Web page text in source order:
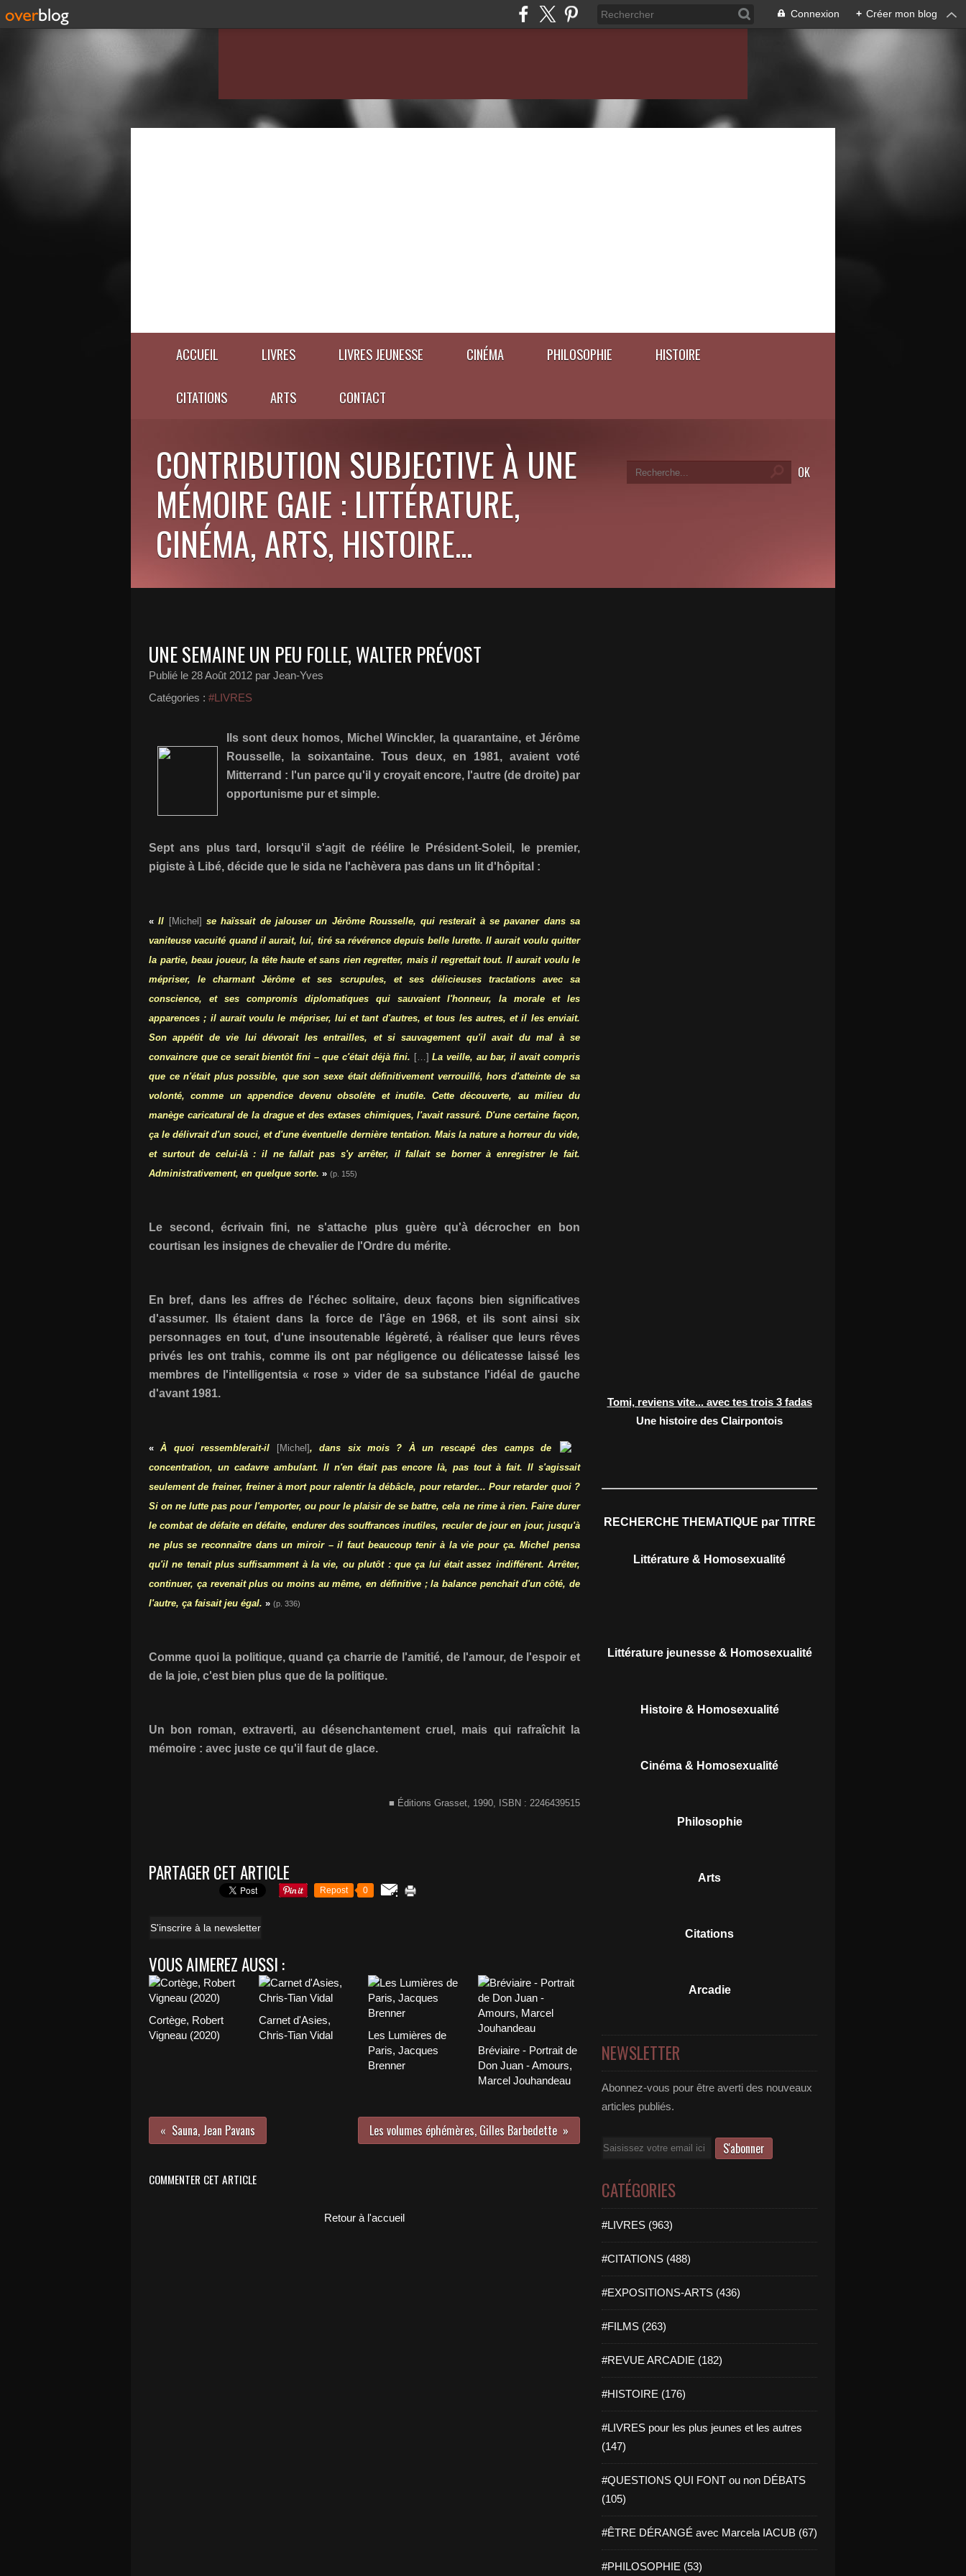
Connexion + Créer mon blog
ACCUEIL LIVRES LIVRES JEUNESSE CINÉMA PHILOSOPHIE HISTOIRE
CITATIONS ARTS CONTACT
CONTRIBUTION SUBJECTIVE À UNE
MÉMOIRE GAIE : LITTÉRATURE,
CINÉMA, ARTS, HISTOIRE...
UNE SEMAINE UN PEU FOLLE, WALTER PRÉVOST
Publié le 28 Août 2012 par Jean-Yves
Catégories : #LIVRES
Ils sont deux homos, Michel Winckler, la quarantaine, et Jérôme
Rousselle, la soixantaine. Tous deux, en 1981, avaient voté
Mitterrand : l'un parce qu'il y croyait encore, l'autre (de droite) par
opportunisme pur et simple.
Sept ans plus tard, lorsqu'il s'agit de réélire le Président-Soleil, le premier,
pigiste à Libé, décide que le sida ne l'achèvera pas dans un lit d'hôpital :
«Il [Michel] se haïssait de jalouser un Jérôme Rousselle, qui resterait à se pavaner dans sa
vaniteuse vacuité quand il aurait, lui, tiré sa révérence depuis belle lurette. Il aurait voulu quitter
la partie, beau joueur, la tête haute et sans rien regretter, mais il regrettait tout. Il aurait voulu le
mépriser, le charmant Jérôme et ses scrupules, et ses délicieuses tractations avec sa
conscience, et ses compromis diplomatiques qui sauvaient l'honneur, la morale et les
apparences ; il aurait voulu le mépriser, lui et tant d'autres, et tous les autres, et il les enviait.
Son appétit de vie lui dévorait les entrailles, et si sauvagement qu'il avait du mal à se
convaincre que ce serait bientôt fini – que c'était déjà fini. […]La veille, au bar, il avait compris
que ce n'était plus possible, que son sexe était définitivement verrouillé, hors d'atteinte de sa
volonté, comme un appendice devenu obsolète et inutile. Cette découverte, au milieu du
manège caricatural de la drague et des extases chimiques, l'avait rassuré. D'une certaine façon,
ça le délivrait d'un souci, et d'une éventuelle dernière tentation. Mais la nature a horreur du vide,
et surtout de celui-là : il ne fallait pas s'y arrêter, il fallait se borner à enregistrer le fait.
Administrativement, en quelque sorte. » (p. 155)
Le second, écrivain fini, ne s'attache plus guère qu'à décrocher en bon
courtisan les insignes de chevalier de l'Ordre du mérite.
En bref, dans les affres de l'échec solitaire, deux façons bien significatives
d'assumer. Ils étaient dans la force de l'âge en 1968, et ils sont ainsi six
personnages en tout, d'une insoutenable légèreté, à réaliser que leurs rêves
privés les ont trahis, comme ils ont par négligence ou délicatesse laissé les
membres de l'intelligentsia « rose » vider de sa substance l'idéal de gauche
d'avant 1981.
«À quoi ressemblerait-il [Michel], dans six mois ? À un rescapé des camps de
concentration, un cadavre ambulant. Il n'en était pas encore là, pas tout à fait. Il s'agissait
seulement de freiner, freiner à mort pour ralentir la débâcle, pour retarder... Pour retarder quoi ?
Si on ne lutte pas pour l'emporter, ou pour le plaisir de se battre, cela ne rime à rien. Faire durer
le combat de défaite en défaite, endurer des souffrances inutiles, reculer de jour en jour, jusqu'à
ne plus se reconnaître dans un miroir – il faut beaucoup tenir à la vie pour ça. Michel pensa
qu'il ne tenait plus suffisamment à la vie, ou plutôt : que ça lui était assez indifférent. Arrêter,
continuer, ça revenait plus ou moins au même, en définitive ; la balance penchait d'un côté, de
l'autre, ça faisait jeu égal. » (p. 336)
Comme quoi la politique, quand ça charrie de l'amitié, de l'amour, de l'espoir et
de la joie, c'est bien plus que de la politique.
Un bon roman, extraverti, au désenchantement cruel, mais qui rafraîchit la
mémoire : avec juste ce qu'il faut de glace.
■ Éditions Grasset, 1990, ISBN : 2246439515
PARTAGER CET ARTICLE
Repost 0
S'inscrire à la newsletter
VOUS AIMEREZ AUSSI :
Cortège, Robert
Vigneau (2020)
Carnet d'Asies,
Chris-Tian Vidal
Les Lumières de
Paris, Jacques
Brenner
Bréviaire - Portrait de
Don Juan - Amours,
Marcel Jouhandeau
Sauna, Jean Pavans Les volumes éphémères, Gilles Barbedette
COMMENTER CET ARTICLE
Retour à l'accueil
Tomi, reviens vite... avec tes trois 3 fadas
Une histoire des Clairpontois
RECHERCHE THEMATIQUE par TITRE
Littérature & Homosexualité
Littérature jeunesse & Homosexualité
Histoire & Homosexualité
Cinéma & Homosexualité
Philosophie
Arts
Citations
Arcadie
NEWSLETTER
Abonnez-vous pour être averti des nouveaux
articles publiés.
Email
CATÉGORIES
#LIVRES (963)
#CITATIONS (488)
#EXPOSITIONS-ARTS (436)
#FILMS (263)
#REVUE ARCADIE (182)
#HISTOIRE (176)
#LIVRES pour les plus jeunes et les autres
(147)
#QUESTIONS QUI FONT ou non DÉBATS
(105)
#ÊTRE DÉRANGÉ avec Marcela IACUB (67)
#PHILOSOPHIE (53)